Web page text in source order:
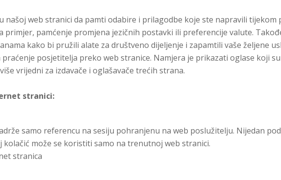
našoj web stranici da pamti odabire i prilagodbe koje ste napravili tijekom
primjer, pamćenje promjena jezičnih postavki ili preferencije valute.
kako bi pružili alate za društveno dijeljenje i zapamtili vaše željene
posjetitelja preko web stranice. Namjera je prikazati oglase koji
vrijedni za izdavače i oglašavače trećih strana.
stranici:
samo referencu na sesiju pohranjenu na web poslužitelju. Nijedan
može se koristiti samo na trenutnoj web stranici.
stranica